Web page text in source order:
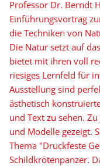
Professor Dr. Berndt
Einführungsvortrag
die Techniken von
Die Natur setzt auf
bietet mit ihren voll
riesiges Lernfeld für
Ausstellung sind
ästhetisch
und Text zu sehen.
und Modelle gezeigt.
Thema "Druckfeste
Schildkrötenpanzer.